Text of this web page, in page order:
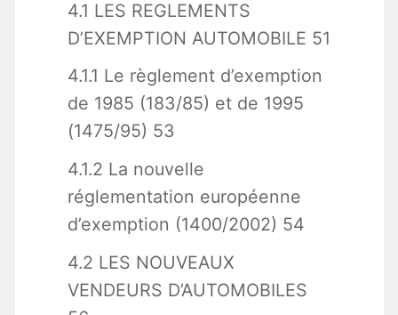
4.1 LES REGLEMENTS
D’EXEMPTION AUTOMOBILE 51
4.1.1 Le règlement d’exemption
de 1985 (183/85) et de 1995
(1475/95) 53
4.1.2 La nouvelle
réglementation européenne
d’exemption (1400/2002) 54
4.2 LES NOUVEAUX
VENDEURS D’AUTOMOBILES